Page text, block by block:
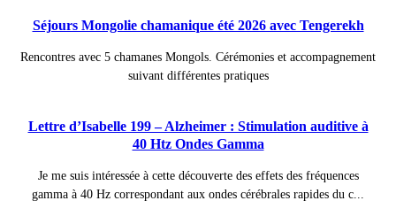
Séjours Mongolie chamanique été 2026 avec Tengerekh
Rencontres avec 5 chamanes Mongols. Cérémonies et accompagnement
suivant différentes pratiques
Lettre d’Isabelle 199 – Alzheimer : Stimulation auditive à
40 Htz Ondes Gamma
Je me suis intéressée à cette découverte des effets des fréquences
gamma à 40 Hz correspondant aux ondes cérébrales rapides du c...